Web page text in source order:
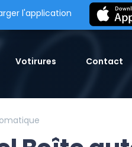
l'application
Votirures Contact